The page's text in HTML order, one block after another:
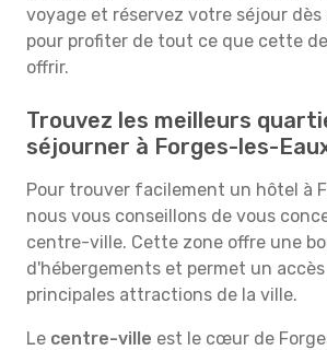
voyage et réservez votre séjour
pour profiter de tout ce que cette
offrir.
Trouvez les meilleurs
séjourner à Forges-les-
Pour trouver facilement un hôtel à
nous vous conseillons de vous
centre-ville. Cette zone offre une
d'hébergements et permet un
principales attractions de la ville.
Le centre-ville est le cœur de